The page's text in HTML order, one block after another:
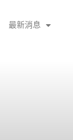
最新消息